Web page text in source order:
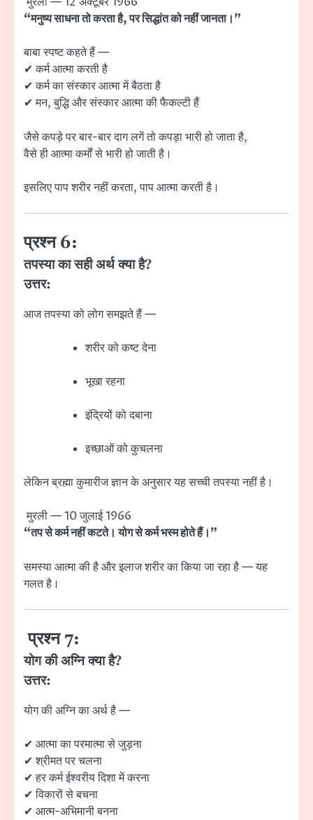
“मनुष्य साधना तो करता है, पर सिद्धांत को नहीं जानता।”
बाबा स्पष्ट कहते हैं —
✔ कर्म आत्मा करती है
✔ कर्म का संस्कार आत्मा में बैठता है
✔ मन, बुद्धि और संस्कार आत्मा की फैकल्टी हैं
जैसे कपड़े पर बार-बार दाग लगें तो कपड़ा भारी हो जाता है,
वैसे ही आत्मा कर्मों से भारी हो जाती है।
इसलिए पाप शरीर नहीं करता, पाप आत्मा करती है।
प्रश्न 6:
तपस्या का सही अर्थ क्या है?
उत्तर:
आज तपस्या को लोग समझते हैं —
शरीर को कष्ट देना
भूखा रहना
इंद्रियों को दबाना
इच्छाओं को कुचलना
लेकिन ब्रह्मा कुमारीज ज्ञान के अनुसार यह सच्ची तपस्या नहीं है।
मुरली — 10 जुलाई 1966
“तप से कर्म नहीं कटते। योग से कर्म भस्म होते हैं।”
समस्या आत्मा की है और इलाज शरीर का किया जा रहा है — यह
गलत है।
प्रश्न 7:
योग की अग्नि क्या है?
उत्तर:
योग की अग्नि का अर्थ है —
✔ आत्मा का परमात्मा से जुड़ना
✔ श्रीमत पर चलना
✔ हर कर्म ईश्वरीय दिशा में करना
✔ विकारों से बचना
✔ आत्म-अभिमानी बनना